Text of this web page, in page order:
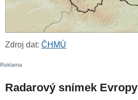
Zdroj dat: ČHMÚ
Radarový snímek Evropy